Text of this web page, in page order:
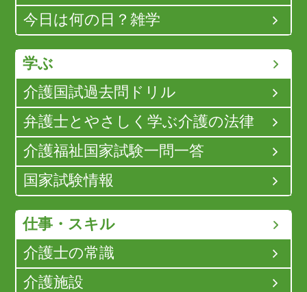
今日は何の日？雑学
学ぶ
介護国試過去問ドリル
弁護士とやさしく学ぶ介護の法律
介護福祉国家試験一問一答
国家試験情報
仕事・スキル
介護士の常識
介護施設